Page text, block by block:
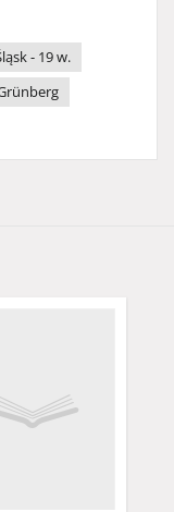
- 19 w.